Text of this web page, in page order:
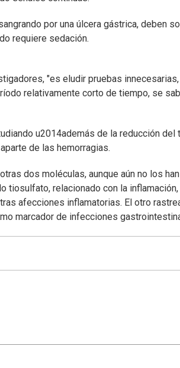
por una úlcera gástrica, deben
requiere sedación.
"es eludir pruebas
relativamente corto de tiempo, se
u2014además de la reducción
de las hemorragias.
dos moléculas, aunque aún no los
tiosulfato, relacionado con la
afecciones inflamatorias. El otro
marcador de infecciones